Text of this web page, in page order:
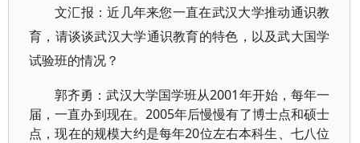
文汇报：近几年来您一直在武汉大学推动通识教
育，请谈谈武汉大学通识教育的特色，以及武大国学
试验班的情况？
郭齐勇：武汉大学国学班从2001年开始，每年一
届，一直办到现在。2005年后慢慢有了博士点和硕士
点，现在的规模大约是每年20位左右本科生、七八位